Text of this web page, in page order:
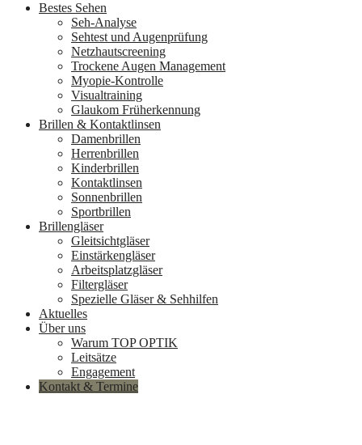
Bestes Sehen
Seh-Analyse
Sehtest und Augenprüfung
Netzhautscreening
Trockene Augen Management
Myopie-Kontrolle
Visualtraining
Glaukom Früherkennung
Brillen & Kontaktlinsen
Damenbrillen
Herrenbrillen
Kinderbrillen
Kontaktlinsen
Sonnenbrillen
Sportbrillen
Brillengläser
Gleitsichtgläser
Einstärkengläser
Arbeitsplatzgläser
Filtergläser
Spezielle Gläser & Sehhilfen
Aktuelles
Über uns
Warum TOP OPTIK
Leitsätze
Engagement
Kontakt & Termine